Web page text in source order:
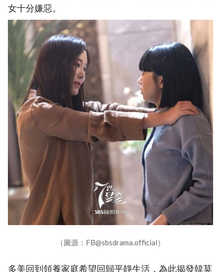
女十分嫌惡。
（圖源：FB@sbsdrama.official）
多美回到領養家庭希望回歸平靜生活，為此揭發韓莫